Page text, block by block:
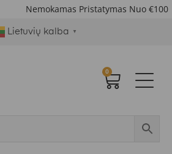
Nemokamas Pristatymas Nuo €100 |
Lietuvių kalba ▼
0